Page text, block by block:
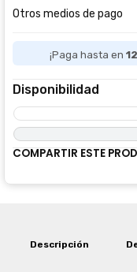
Otros medios de pago
¡Paga hasta en 12
Disponibilidad
COMPARTIR ESTE
Descripción